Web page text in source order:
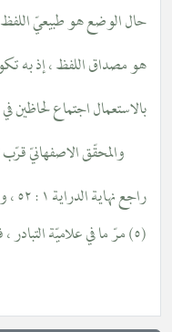
حال الوضع هو طبيعيّ اللفظ
هو مصداق اللفظ ، إذ به
بالاستعمال اجتماع لحاظين في
والمحقّق الاصفهانيّ
راجع نهاية الدراية ١ : ٥٢ ، وبحوث في الاصول ١ : ٣٢.
(٥) مرّ ما في علاميّة التبادر ، فراجع.